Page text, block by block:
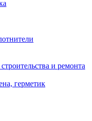
и ремонта
герметик